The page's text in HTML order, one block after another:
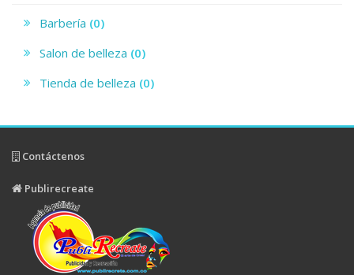
Barbería
(0)
Salon de belleza
(0)
Tienda de belleza
(0)
Contáctenos
Publirecreate